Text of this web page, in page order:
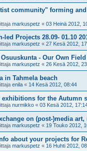
community" forming
markuspetz « 03 Heinä 2012,
led Projects 28.09- 01.10
markuspetz « 27 Kesä 2012,
- Our Own
markuspetz « 26 Kesä 2012,
in Tahmela beach
enila « 14 Kesä 2012, 08:44
for the Autumn
nurmikko « 03 Kesä 2012,
on (post-)media
markuspetz « 19 Touko 2012,
about your projects for
markuspetz « 16 Huhti 2012,